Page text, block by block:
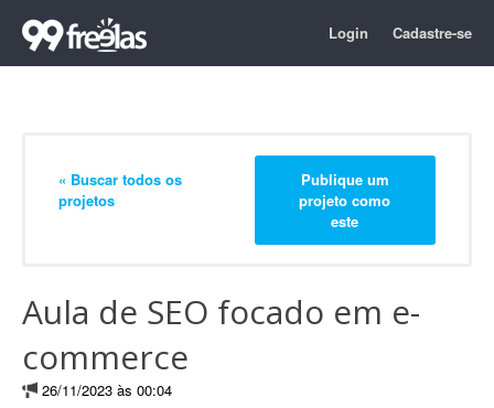
Login Cadastre-se
« Buscar todos os
projetos
Publique um
projeto como
este
Aula de SEO focado em e-
commerce
26/11/2023 às 00:04